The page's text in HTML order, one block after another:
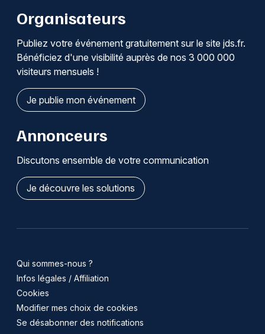
Organisateurs
Publiez votre événement gratuitement sur le site jds.fr.
Bénéficiez d'une visibilité auprès de nos 3 000 000
visiteurs mensuels !
Je publie mon événement
Annonceurs
Discutons ensemble de votre communication
Je découvre les solutions
Qui sommes-nous ?
Infos légales / Affiliation
Cookies
Modifier mes choix de cookies
Se désabonner des notifications